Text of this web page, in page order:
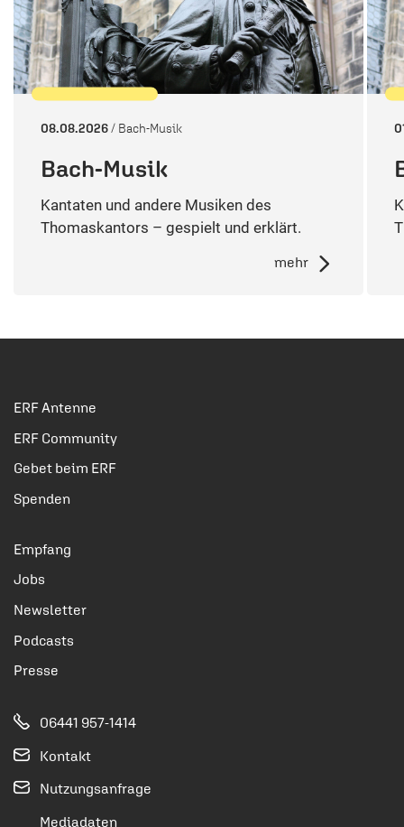
08.08.2026/ Bach-Musik
Bach-Musik
Kantaten und andere Musiken des
Thomaskantors – gespielt und erklärt.
mehr
ERF Antenne
ERF Community
Gebet beim ERF
Spenden
Empfang
Jobs
Newsletter
Podcasts
Presse
06441 957-1414
Kontakt
Nutzungsanfrage
Mediadaten